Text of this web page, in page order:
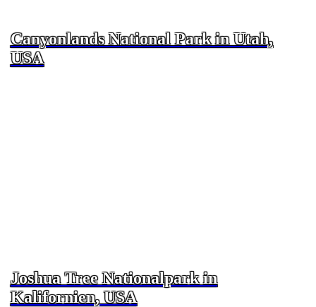
Canyonlands National Park in Utah,
USA
Joshua Tree Nationalpark in
Kalifornien, USA